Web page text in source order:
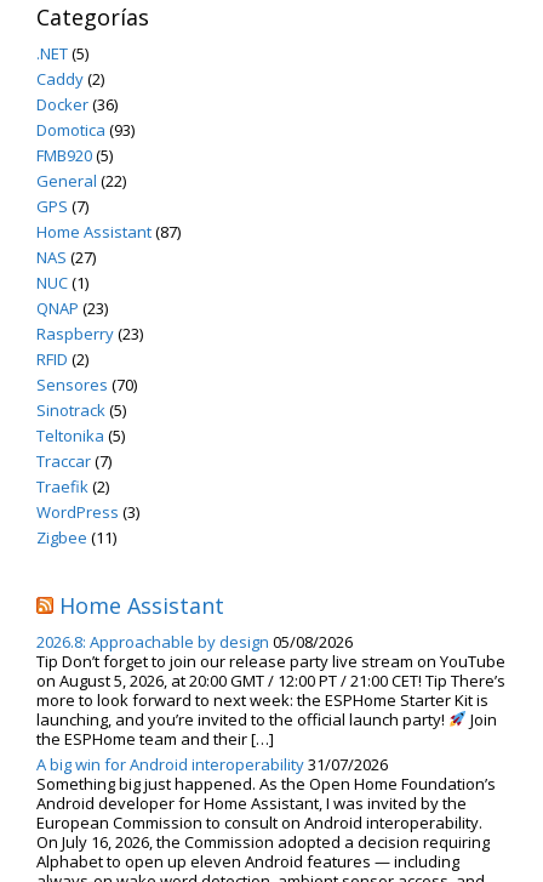
Categorías
.NET(5)
Caddy(2)
Docker(36)
Domotica (93)
FMB920(5)
General (22)
GPS (7)
Home Assistant(87)
NAS (27)
NUC(1)
QNAP (23)
Raspberry(23)
RFID (2)
Sensores (70)
Sinotrack(5)
Teltonika (5)
Traccar(7)
Traefik(2)
WordPress (3)
Zigbee (11)
Home Assistant
2026.8: Approachable by design 05/08/2026
Tip Don’t forget to join our release party live stream on YouTube
on August 5, 2026, at 20:00 GMT / 12:00 PT / 21:00 CET! Tip There’s
more to look forward to next week: the ESPHome Starter Kit is
launching, and you’re invited to the official launch party!
Join
the ESPHome team and their […]
A big win for Android interoperability31/07/2026
Something big just happened. As the Open Home Foundation’s
Android developer for Home Assistant, I was invited by the
European Commission to consult on Android interoperability.
On July 16, 2026, the Commission adopted a decision requiring
Alphabet to open up eleven Android features — including